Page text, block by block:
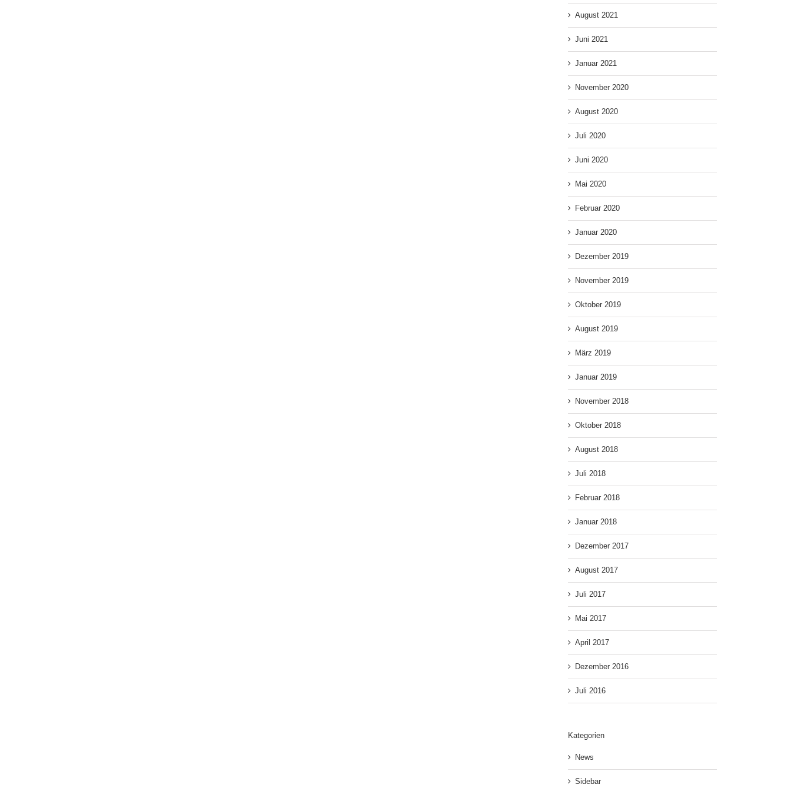
August 2021
Juni 2021
Januar 2021
November 2020
August 2020
Juli 2020
Juni 2020
Mai 2020
Februar 2020
Januar 2020
Dezember 2019
November 2019
Oktober 2019
August 2019
März 2019
Januar 2019
November 2018
Oktober 2018
August 2018
Juli 2018
Februar 2018
Januar 2018
Dezember 2017
August 2017
Juli 2017
Mai 2017
April 2017
Dezember 2016
Juli 2016
Kategorien
News
Sidebar